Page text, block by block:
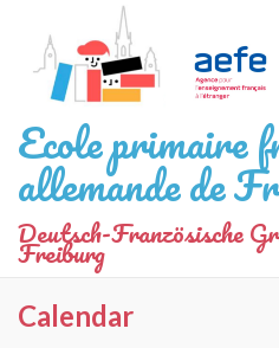
Inhalt
springen
(Eingabetaste
drücken)
Ecole primaire
allemande de
Deutsch-Französische
Freiburg
Calendar